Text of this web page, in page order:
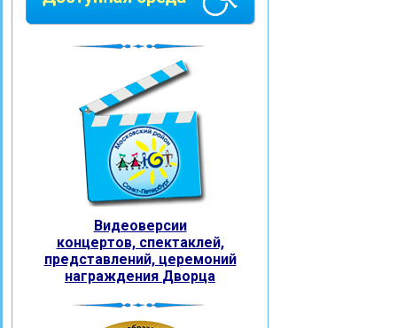
Видеоверсии
концертов, спектаклей,
представлений, церемоний
награждения Дворца